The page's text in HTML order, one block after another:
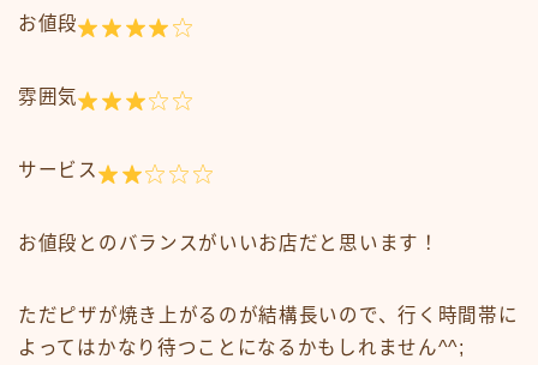
お値段
雰囲気
サービス
お値段とのバランスがいいお店だと思います！
ただピザが焼き上がるのが結構長いので、行く時間帯に
よってはかなり待つことになるかもしれません^^;